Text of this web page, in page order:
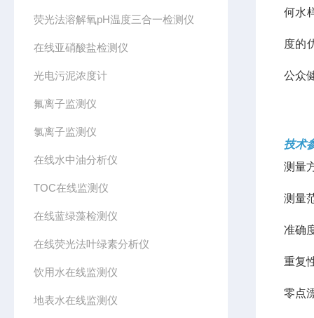
荧光法溶解氧pH温度三合一检测仪
在线亚硝酸盐检测仪
光电污泥浓度计
氟离子监测仪
氯离子监测仪
在线水中油分析仪
TOC在线监测仪
在线蓝绿藻检测仪
在线荧光法叶绿素分析仪
饮用水在线监测仪
地表水在线监测仪
何水
度的
公众
技术
测量
测量
准确
重复
零点